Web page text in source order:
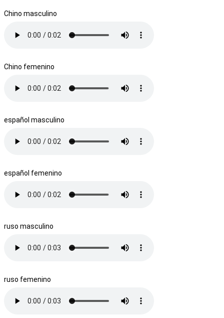
Chino masculino
Chino femenino
español masculino
español femenino
ruso masculino
ruso femenino